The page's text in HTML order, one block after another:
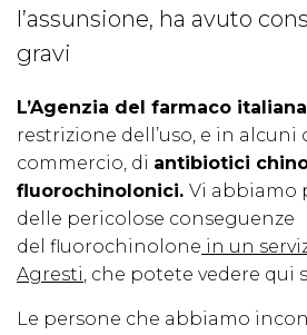
l’assunsione, ha avuto
gravi
L’Agenzia del farmaco italiana
restrizione dell’uso, e in alcuni
commercio, di antibiotici
fluorochinolonici. Vi abbiamo
delle pericolose conseguenze
del fluorochinolone in un
Agresti, che potete vedere qui
Le persone che abbiamo